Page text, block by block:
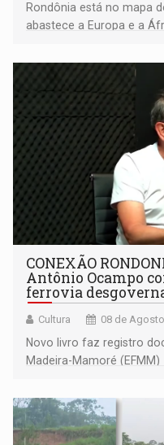
Rondônia está no mapa
abastece a Europa e a
CONEXÃO
Antônio Ocampo
ferrovia
Cultura 08 de
Novo livro faz registro
Madeira-Mamoré (EFMM)